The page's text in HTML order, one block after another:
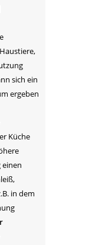
sich ein
ergeben
Küche
einen
in dem